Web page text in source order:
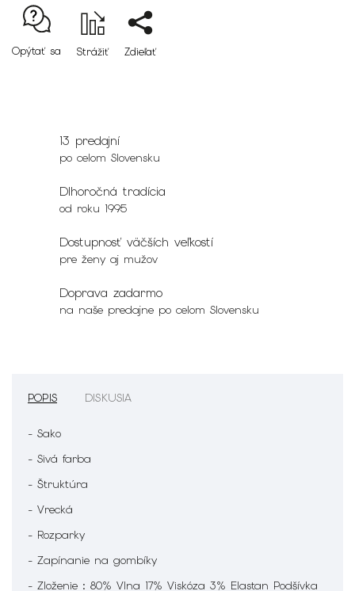
Opýtať sa Strážiť Zdieľať
13 predajní
po celom Slovensku
Dlhoročná tradícia
od roku 1995
Dostupnosť väčších veľkostí
pre ženy aj mužov
Doprava zadarmo
na naše predajne po celom Slovensku
POPIS DISKUSIA
- Sako
- Sivá farba
- Štruktúra
- Vrecká
- Rozparky
- Zapínanie na gombíky
- Zloženie : 80% Vlna 17% Viskóza 3% Elastan Podšívka